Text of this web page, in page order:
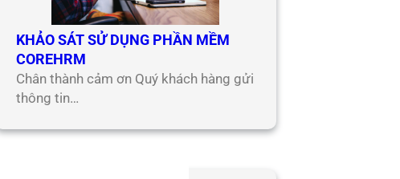
KHẢO SÁT SỬ DỤNG PHẦN MỀM
COREHRM
Chân thành cảm ơn Quý khách hàng gửi
thông tin…